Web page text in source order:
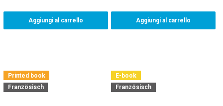
Aggiungi al carrello Aggiungi al carrello
Printed book
Französisch
E-book
Französisch